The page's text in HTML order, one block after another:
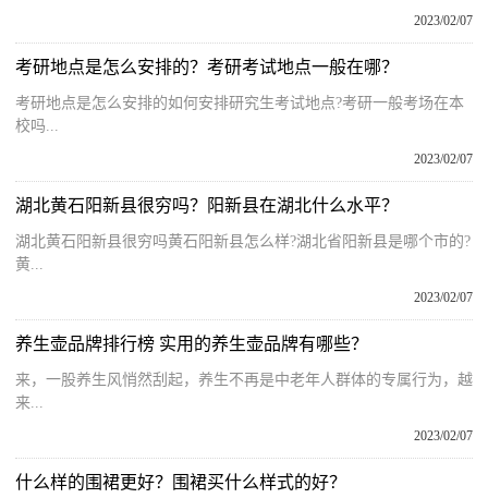
2023/02/07
考研地点是怎么安排的？考研考试地点一般在哪？
考研地点是怎么安排的如何安排研究生考试地点?考研一般考场在本
校吗...
2023/02/07
湖北黄石阳新县很穷吗？阳新县在湖北什么水平？
湖北黄石阳新县很穷吗黄石阳新县怎么样?湖北省阳新县是哪个市的?
黄...
2023/02/07
养生壶品牌排行榜 实用的养生壶品牌有哪些？
来，一股养生风悄然刮起，养生不再是中老年人群体的专属行为，越
来...
2023/02/07
什么样的围裙更好？围裙买什么样式的好？